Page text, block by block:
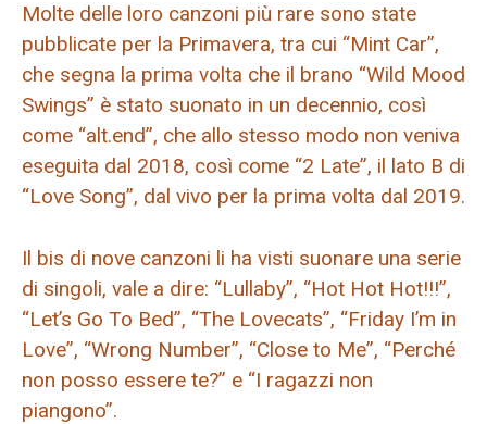
Molte delle loro canzoni più rare sono state
pubblicate per la Primavera, tra cui “Mint Car”,
che segna la prima volta che il brano “Wild Mood
Swings” è stato suonato in un decennio, così
come “alt.end”, che allo stesso modo non veniva
eseguita dal 2018, così come “2 Late”, il lato B di
“Love Song”, dal vivo per la prima volta dal 2019.
Il bis di nove canzoni li ha visti suonare una serie
di singoli, vale a dire: “Lullaby”, “Hot Hot Hot!!!”,
“Let’s Go To Bed”, “The Lovecats”, “Friday I’m in
Love”, “Wrong Number”, “Close to Me”, “Perché
non posso essere te?” e “I ragazzi non
piangono”.